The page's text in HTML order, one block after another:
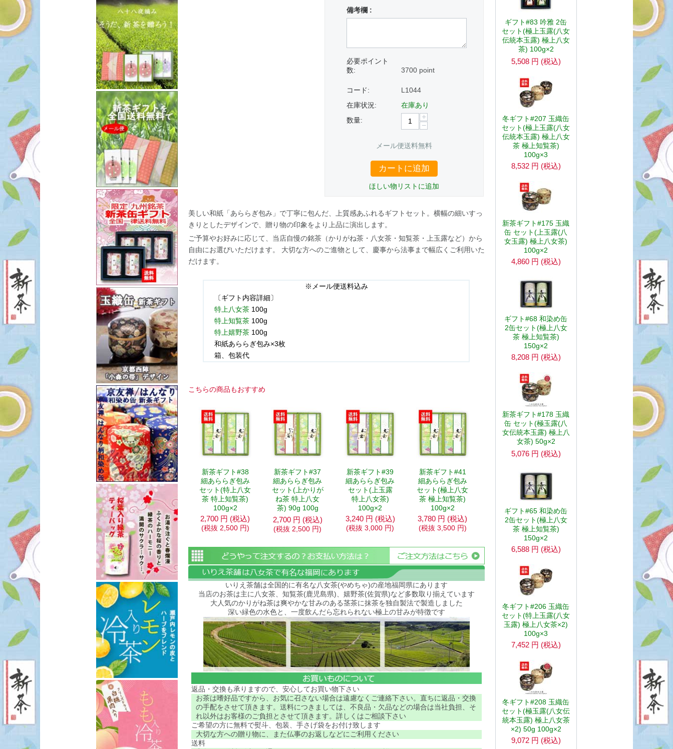
備考欄 :
必要ポイント
数:
3700 point
コード:
L1044
在庫状況:
在庫あり
数量:
+
−
メール便送料無料
カートに追加
ほしい物リストに追加
美しい和紙「あららぎ包み」で丁寧に包んだ、上質感あふれるギフトセット。横幅の細いすっ
きりとしたデザインで、贈り物の印象をより上品に演出します。
ご予算やお好みに応じて、当店自慢の銘茶（かりがね茶・八女茶・知覧茶・上玉露など）から
自由にお選びいただけます。 大切な方へのご進物として、慶事から法事まで幅広くご利用いた
だけます。
※メール便送料込み
〔ギフト内容詳細〕
特上八女茶 100g
特上知覧茶 100g
特上嬉野茶 100g
和紙あららぎ包み×3枚
箱、包装代
こちらの商品もおすすめ
新茶ギフト#38
細あららぎ包み
セット(特上八女
茶 特上知覧茶)
100g×2
2,700 円 (税込)
(税抜 2,500 円)
新茶ギフト#37
細あららぎ包み
セット(上かりが
ね茶 特上八女
茶) 90g 100g
2,700 円 (税込)
(税抜 2,500 円)
新茶ギフト#39
細あららぎ包み
セット(上玉露
特上八女茶)
100g×2
3,240 円 (税込)
(税抜 3,000 円)
新茶ギフト#41
細あららぎ包み
セット(極上八女
茶 極上知覧茶)
100g×2
3,780 円 (税込)
(税抜 3,500 円)
いりえ茶舗は全国的に有名な八女茶(やめちゃ)の産地福岡県にあります
当店のお茶は主に八女茶、知覧茶(鹿児島県)、嬉野茶(佐賀県)など多数取り揃えています
大人気のかりがね茶は爽やかな甘みのある茎茶に抹茶を独自製法で製造しました
深い緑色の水色と、一度飲んだら忘れられない極上の甘みが特徴です
返品・交換も承りますので、安心してお買い物下さい
お茶は嗜好品ですから、お気に召さない場合は遠慮なくご連絡下さい。直ちに返品・交換
の手配をさせて頂きます。送料につきましては、不良品・欠品などの場合は当社負担、そ
れ以外はお客様のご負担とさせて頂きます。詳しくはご相談下さい
ご希望の方に無料で熨斗、包装、手さげ袋をお付け致します
大切な方への贈り物に、また仏事のお返しなどにご利用ください
送料
ギフト#83 吟雅 2缶
セット(極上玉露(八女
伝統本玉露) 極上八女
茶) 100g×2
5,508 円 (税込)
冬ギフト#207 玉織缶
セット(極上玉露(八女
伝統本玉露) 極上八女
茶 極上知覧茶)
100g×3
8,532 円 (税込)
新茶ギフト#175 玉織
缶 セット(上玉露(八
女玉露) 極上八女茶)
100g×2
4,860 円 (税込)
ギフト#68 和染め缶
2缶セット(極上八女
茶 極上知覧茶)
150g×2
8,208 円 (税込)
新茶ギフト#178 玉織
缶 セット(極玉露(八
女伝統本玉露) 極上八
女茶) 50g×2
5,076 円 (税込)
ギフト#65 和染め缶
2缶セット(極上八女
茶 極上知覧茶)
150g×2
6,588 円 (税込)
冬ギフト#206 玉織缶
セット(特上玉露(八女
玉露) 極上八女茶×2)
100g×3
7,452 円 (税込)
冬ギフト#208 玉織缶
セット(極玉露(八女伝
統本玉露) 極上八女茶
×2) 50g 100g×2
9,072 円 (税込)